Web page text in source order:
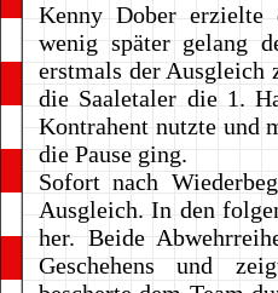
Kenny Dober erzielte
wenig später gelang
erstmals der Ausgleich
die Saaletaler die 1.
Kontrahent nutzte und
die Pause ging.
Sofort nach
Ausgleich. In den
her. Beide
Geschehens und